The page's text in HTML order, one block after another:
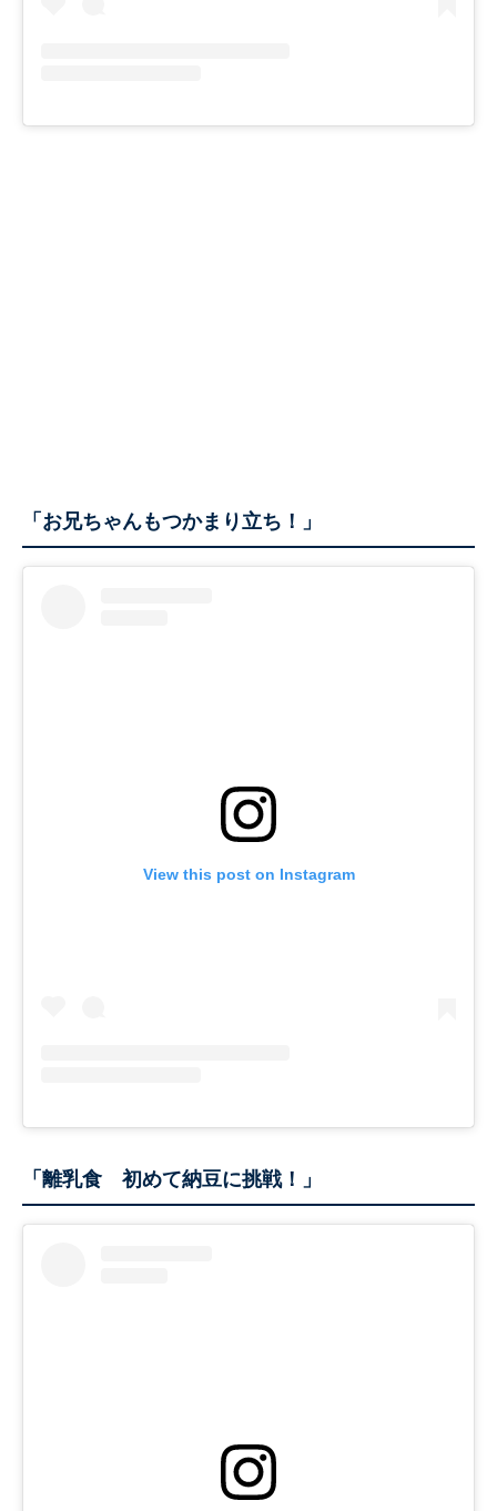
「お兄ちゃんもつかまり立ち！」
View this post on Instagram
「離乳食 初めて納豆に挑戦！」